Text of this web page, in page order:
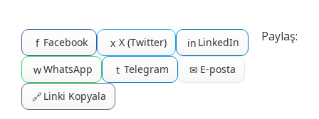
Paylaş:
f Facebook x X (Twitter) in LinkedIn
wWhatsApp t Telegram ✉ E-posta
🔗Linki Kopyala